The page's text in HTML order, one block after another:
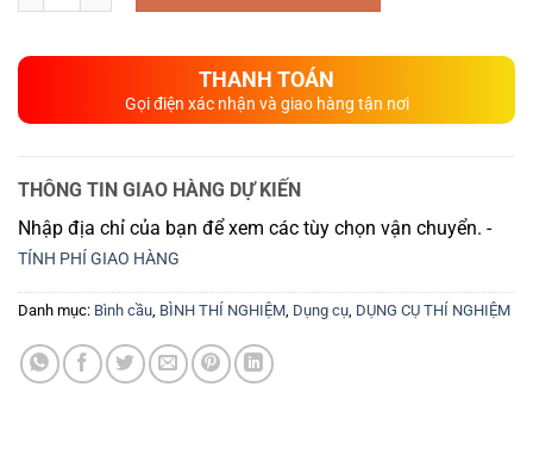
THANH TOÁN
Gọi điện xác nhận và giao hàng tận nơi
THÔNG TIN GIAO HÀNG DỰ KIẾN
Nhập địa chỉ của bạn để xem các tùy chọn vận chuyển. -
TÍNH PHÍ GIAO HÀNG
Danh mục: Bình cầu, BÌNH THÍ NGHIỆM, Dụng cụ, DỤNG CỤ THÍ NGHIỆM